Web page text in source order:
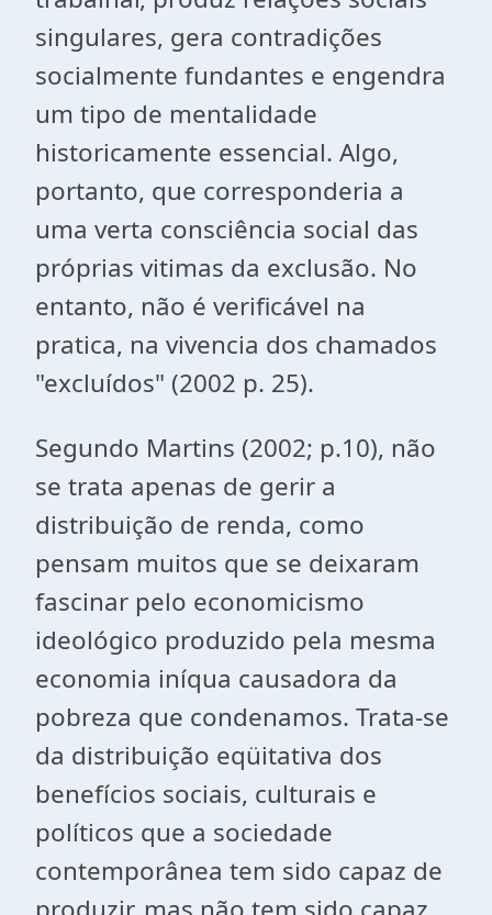
singulares, gera contradições
socialmente fundantes e engendra
um tipo de mentalidade
historicamente essencial. Algo,
portanto, que corresponderia a
uma verta consciência social das
próprias vitimas da exclusão. No
entanto, não é verificável na
pratica, na vivencia dos chamados
"excluídos" (2002 p. 25).
Segundo Martins (2002; p.10), não
se trata apenas de gerir a
distribuição de renda, como
pensam muitos que se deixaram
fascinar pelo economicismo
ideológico produzido pela mesma
economia iníqua causadora da
pobreza que condenamos. Trata-se
da distribuição eqüitativa dos
benefícios sociais, culturais e
políticos que a sociedade
contemporânea tem sido capaz de